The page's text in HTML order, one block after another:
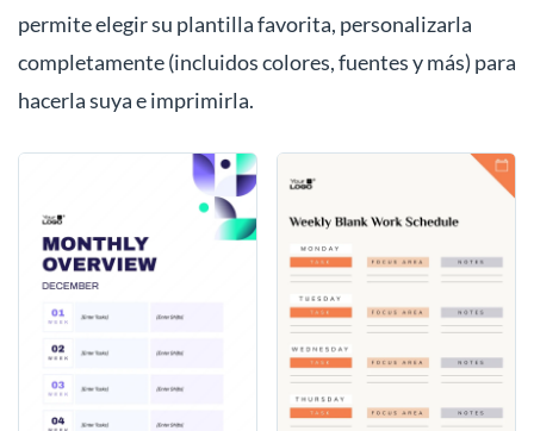
permite elegir su plantilla favorita, personalizarla
completamente (incluidos colores, fuentes y más) para
hacerla suya e imprimirla.